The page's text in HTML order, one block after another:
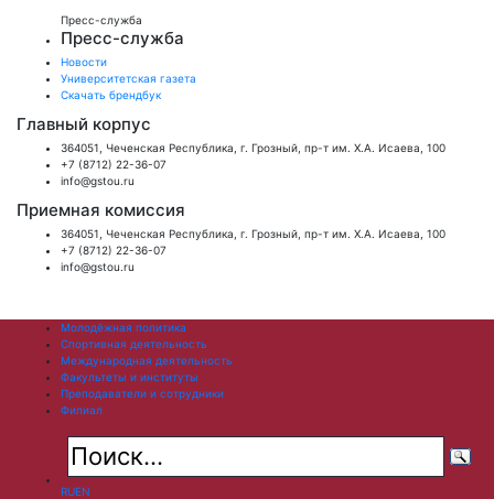
Пресс-служба
Пресс-служба
Новости
Университетская газета
Скачать брендбук
Главный корпус
364051, Чеченская Республика, г. Грозный, пр-т им. Х.А. Исаева, 100
+7 (8712) 22-36-07
info@gstou.ru
Приемная комиссия
364051, Чеченская Республика, г. Грозный, пр-т им. Х.А. Исаева, 100
+7 (8712) 22-36-07
info@gstou.ru
Молодёжная политика
Спортивная деятельность
Международная деятельность
Факультеты и институты
Преподаватели и сотрудники
Филиал
RUEN